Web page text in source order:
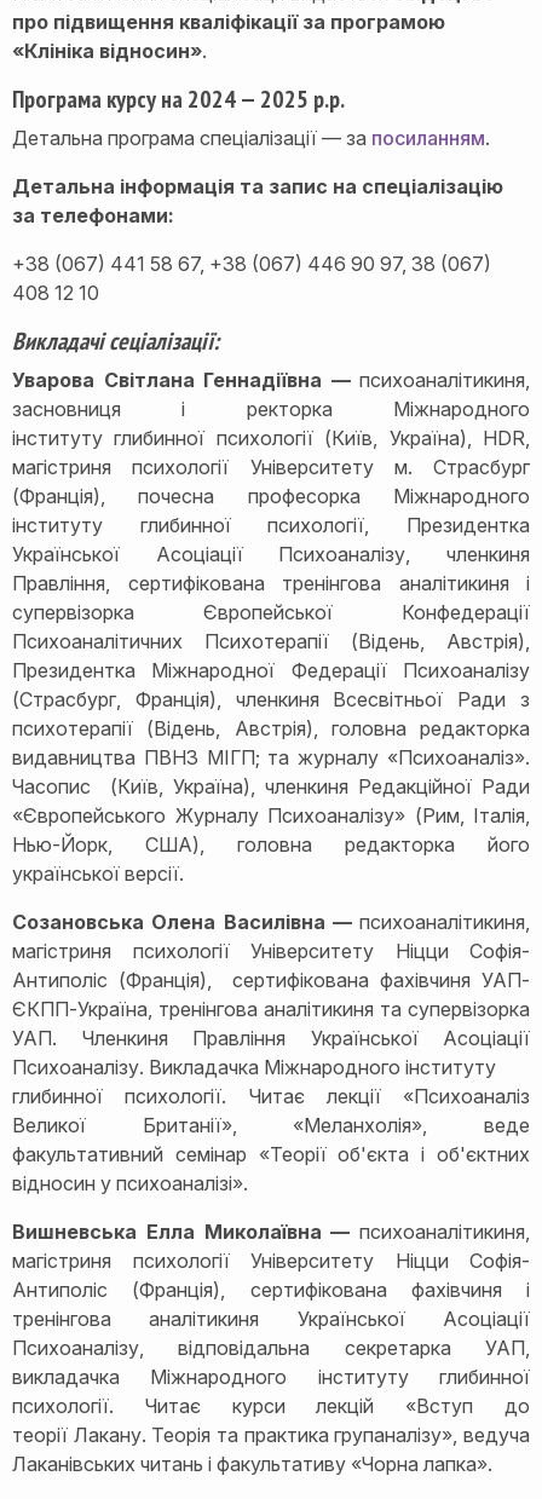
про підвищення кваліфікації за програмою
«Клініка відносин».
Програма курсу на 2024 — 2025 р.р.
Детальна програма спеціалізації — за посиланням.
Детальна інформація та запис на спеціалізацію
за телефонами:
+38 (067) 441 58 67, +38 (067) 446 90 97, 38 (067)
408 12 10
Викладачі сеціалізації:
Уварова Світлана Геннадіївна — психоаналітикиня,
засновниця і ректорка Міжнародного
інституту глибинної психології (Київ, Україна), HDR,
магістриня психології Університету м. Страсбург
(Франція), почесна професорка Міжнародного
інституту глибинної психології, Президентка
Української Асоціації Психоаналізу, членкиня
Правління, сертифікована тренінгова аналітикиня і
супервізорка Європейської Конфедерації
Психоаналітичних Психотерапії (Відень, Австрія),
Президентка Міжнародної Федерації Психоаналізу
(Страсбург, Франція), членкиня Всесвітньої Ради з
психотерапії (Відень, Австрія), головна редакторка
видавництва ПВНЗ МІГП; та журналу «Психоаналіз».
Часопис (Київ, Україна), членкиня Редакційної Ради
«Європейського Журналу Психоаналізу» (Рим, Італія,
Нью-Йорк, США), головна редакторка його
української версії.
Созановська Олена Василівна — психоаналітикиня,
магістриня психології Університету Ніцци Софія-
Антиполіс (Франція), сертифікована фахівчиня УАП-
ЄКПП-Україна, тренінгова аналітикиня та супервізорка
УАП. Членкиня Правління Української Асоціації
Психоаналізу. Викладачка Міжнародного інституту
глибинної психології. Читає лекції «Психоаналіз
Великої Британії», «Меланхолія», веде
факультативний семінар «Теорії об'єкта і об'єктних
відносин у психоаналізі».
Вишневська Елла Миколаївна — психоаналітикиня,
магістриня психології Університету Ніцци Софія-
Антиполіс (Франція), сертифікована фахівчиня і
тренінгова аналітикиня Української Асоціації
Психоаналізу, відповідальна секретарка УАП,
викладачка Міжнародного інституту глибинної
психології. Читає курси лекцій «Вступ до
теорії Лакану. Теорія та практика групаналізу», ведуча
Лаканівських читань і факультативу «Чорна лапка».